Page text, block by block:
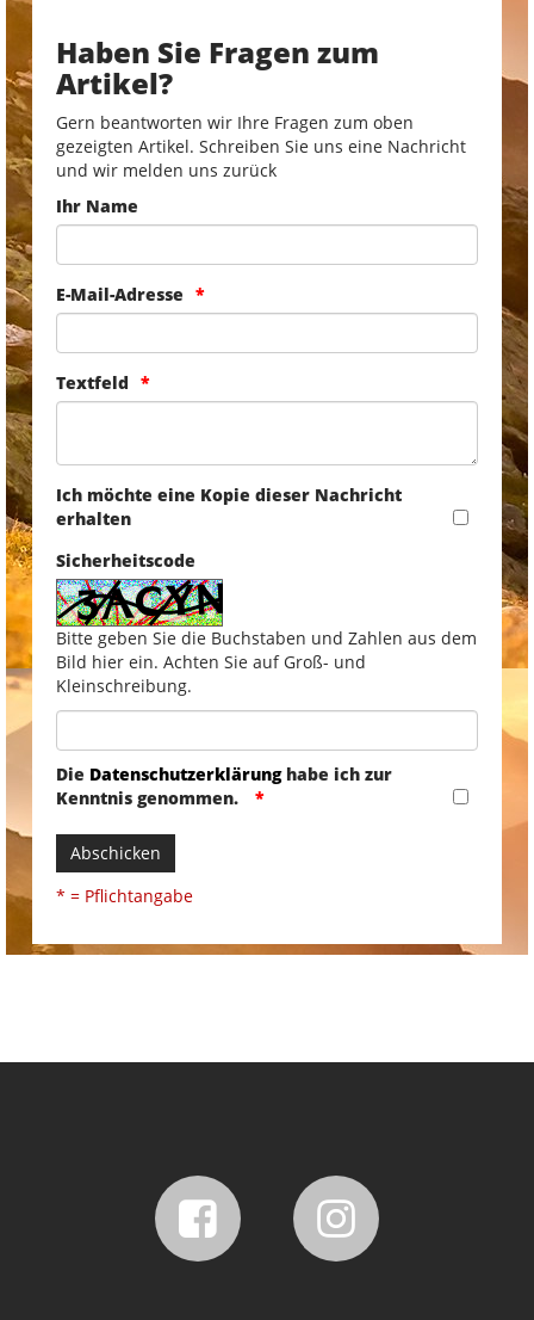
Haben Sie Fragen zum
Artikel?
Gern beantworten wir Ihre Fragen zum oben
gezeigten Artikel. Schreiben Sie uns eine Nachricht
und wir melden uns zurück
Ihr Name
E-Mail-Adresse
Textfeld
Ich möchte eine Kopie dieser Nachricht
erhalten
Sicherheitscode
Bitte geben Sie die Buchstaben und Zahlen aus dem
Bild hier ein. Achten Sie auf Groß- und
Kleinschreibung.
Die Datenschutzerklärunghabe ich zur
Kenntnis genommen.
Abschicken
* = Pflichtangabe